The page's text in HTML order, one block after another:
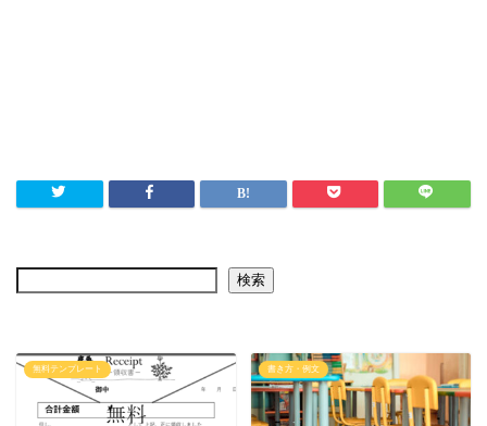
検索
無料テンプレート 書き方・例文